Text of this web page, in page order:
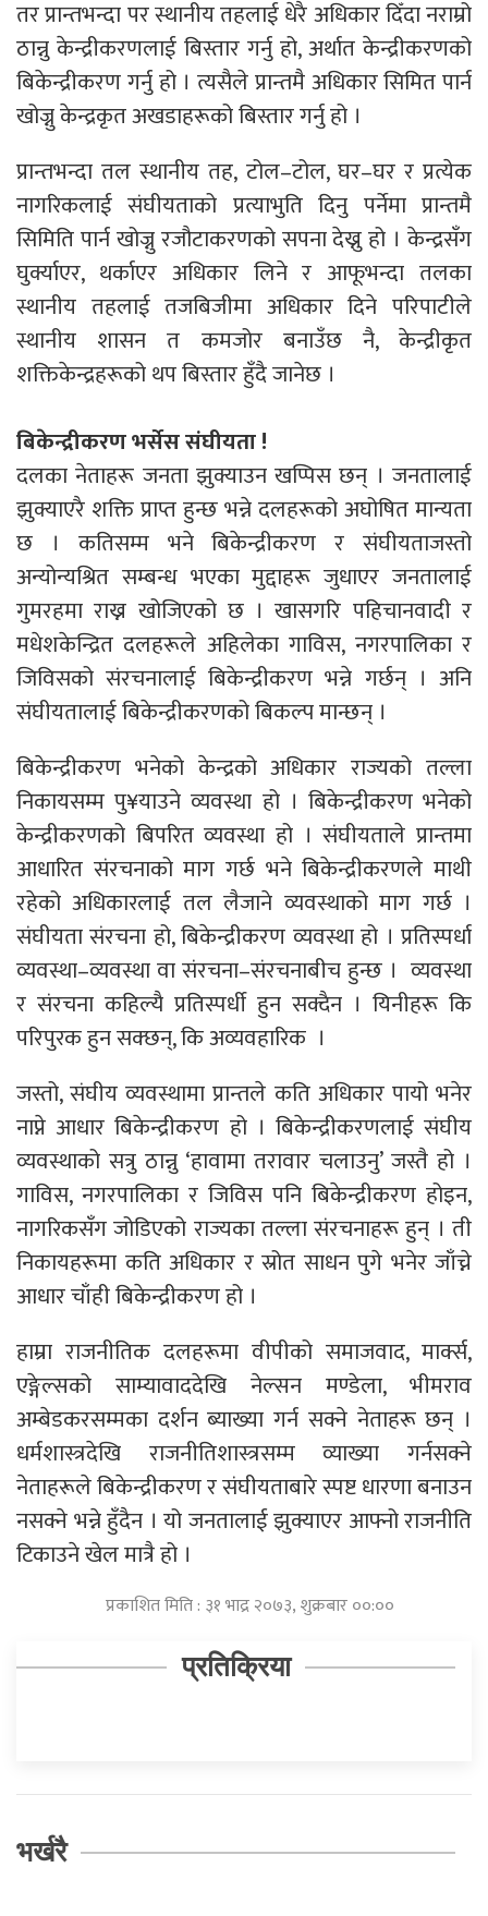
तर प्रान्तभन्दा पर स्थानीय तहलाई धेरै अधिकार दिँदा नराम्रो
ठान्नु केन्द्रीकरणलाई बिस्तार गर्नु हो, अर्थात केन्द्रीकरणको
बिकेन्द्रीकरण गर्नु हो । त्यसैले प्रान्तमै अधिकार सिमित पार्न
खोज्नु केन्द्रकृत अखडाहरूको बिस्तार गर्नु हो ।
प्रान्तभन्दा तल स्थानीय तह, टोल–टोल, घर–घर र प्रत्येक
नागरिकलाई संघीयताको प्रत्याभुति दिनु पर्नेमा प्रान्तमै
सिमिति पार्न खोज्नु रजौटाकरणको सपना देख्नु हो । केन्द्रसँग
घुर्क्याएर, थर्काएर अधिकार लिने र आफूभन्दा तलका
स्थानीय तहलाई तजबिजीमा अधिकार दिने परिपाटीले
स्थानीय शासन त कमजोर बनाउँछ नै, केन्द्रीकृत
शक्तिकेन्द्रहरूको थप बिस्तार हुँदै जानेछ ।
बिकेन्द्रीकरण भर्सेस संघीयता !
दलका नेताहरू जनता झुक्याउन खप्पिस छन् । जनतालाई
झुक्याएरै शक्ति प्राप्त हुन्छ भन्ने दलहरूको अघोषित मान्यता
छ । कतिसम्म भने बिकेन्द्रीकरण र संघीयताजस्तो
अन्योन्यश्रित सम्बन्ध भएका मुद्दाहरू जुधाएर जनतालाई
गुमरहमा राख्न खोजिएको छ । खासगरि पहिचानवादी र
मधेशकेन्द्रित दलहरूले अहिलेका गाविस, नगरपालिका र
जिविसको संरचनालाई बिकेन्द्रीकरण भन्ने गर्छन् । अनि
संघीयतालाई बिकेन्द्रीकरणको बिकल्प मान्छन् ।
बिकेन्द्रीकरण भनेको केन्द्रको अधिकार राज्यको तल्ला
निकायसम्म पु¥याउने व्यवस्था हो । बिकेन्द्रीकरण भनेको
केन्द्रीकरणको बिपरित व्यवस्था हो । संघीयताले प्रान्तमा
आधारित संरचनाको माग गर्छ भने बिकेन्द्रीकरणले माथी
रहेको अधिकारलाई तल लैजाने व्यवस्थाको माग गर्छ ।
संघीयता संरचना हो, बिकेन्द्रीकरण व्यवस्था हो । प्रतिस्पर्धा
व्यवस्था–व्यवस्था वा संरचना–संरचनाबीच हुन्छ । व्यवस्था
र संरचना कहिल्यै प्रतिस्पर्धी हुन सक्दैन । यिनीहरू कि
परिपुरक हुन सक्छन्, कि अव्यवहारिक ।
जस्तो, संघीय व्यवस्थामा प्रान्तले कति अधिकार पायो भनेर
नाप्ने आधार बिकेन्द्रीकरण हो । बिकेन्द्रीकरणलाई संघीय
व्यवस्थाको सत्रु ठान्नु ‘हावामा तरावार चलाउनु’ जस्तै हो ।
गाविस, नगरपालिका र जिविस पनि बिकेन्द्रीकरण होइन,
नागरिकसँग जोडिएको राज्यका तल्ला संरचनाहरू हुन् । ती
निकायहरूमा कति अधिकार र स्रोत साधन पुगे भनेर जाँच्ने
आधार चाँही बिकेन्द्रीकरण हो ।
हाम्रा राजनीतिक दलहरूमा वीपीको समाजवाद, मार्क्स,
एङ्गेल्सको साम्यावाददेखि नेल्सन मण्डेला, भीमराव
अम्बेडकरसम्मका दर्शन ब्याख्या गर्न सक्ने नेताहरू छन् ।
धर्मशास्त्रदेखि राजनीतिशास्त्रसम्म व्याख्या गर्नसक्ने
नेताहरूले बिकेन्द्रीकरण र संघीयताबारे स्पष्ट धारणा बनाउन
नसक्ने भन्ने हुँदैन । यो जनतालाई झुक्याएर आफ्नो राजनीति
टिकाउने खेल मात्रै हो ।
प्रकाशित मिति : ३१ भाद्र २०७३, शुक्रबार ००:००
प्रतिक्रिया
भर्खरै